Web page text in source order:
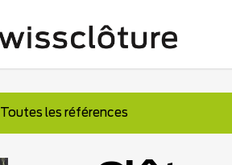
Toutes les références